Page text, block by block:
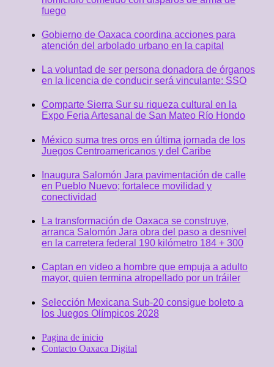
fuego
Gobierno de Oaxaca coordina acciones para
atención del arbolado urbano en la capital
La voluntad de ser persona donadora de órganos
en la licencia de conducir será vinculante: SSO
Comparte Sierra Sur su riqueza cultural en la
Expo Feria Artesanal de San Mateo Río Hondo
México suma tres oros en última jornada de los
Juegos Centroamericanos y del Caribe
Inaugura Salomón Jara pavimentación de calle
en Pueblo Nuevo; fortalece movilidad y
conectividad
La transformación de Oaxaca se construye,
arranca Salomón Jara obra del paso a desnivel
en la carretera federal 190 kilómetro 184 + 300
Captan en video a hombre que empuja a adulto
mayor, quien termina atropellado por un tráiler
Selección Mexicana Sub-20 consigue boleto a
los Juegos Olímpicos 2028
Pagina de inicio
Contacto Oaxaca Digital